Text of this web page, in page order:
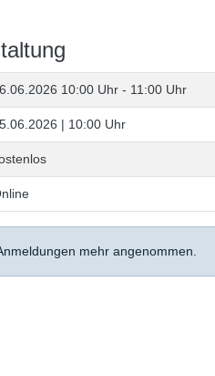
10:00 Uhr - 11:00 Uhr
| 10:00 Uhr
mehr angenommen.